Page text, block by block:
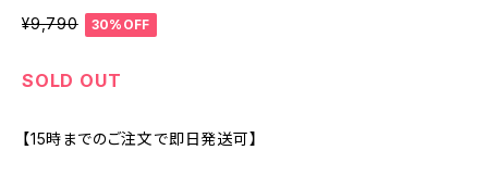
¥9,790 30%OFF
SOLD OUT
【15時までのご注文で即日発送可】